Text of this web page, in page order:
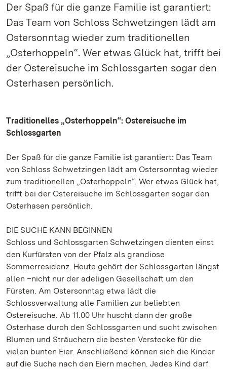
Der Spaß für die ganze Familie ist garantiert:
Das Team von Schloss Schwetzingen lädt am
Ostersonntag wieder zum traditionellen
„Osterhoppeln“. Wer etwas Glück hat, trifft bei
der Ostereisuche im Schlossgarten sogar den
Osterhasen persönlich.
Traditionelles „Osterhoppeln“: Ostereisuche im
Schlossgarten
Der Spaß für die ganze Familie ist garantiert: Das Team
von Schloss Schwetzingen lädt am Ostersonntag wieder
zum traditionellen „Osterhoppeln“. Wer etwas Glück hat,
trifft bei der Ostereisuche im Schlossgarten sogar den
Osterhasen persönlich.
DIE SUCHE KANN BEGINNEN
Schloss und Schlossgarten Schwetzingen dienten einst
den Kurfürsten von der Pfalz als grandiose
Sommerresidenz. Heute gehört der Schlossgarten längst
allen –nicht nur der adeligen Gesellschaft um den
Fürsten. Am Ostersonntag etwa lädt die
Schlossverwaltung alle Familien zur beliebten
Ostereisuche. Ab 11.00 Uhr huscht dann der große
Osterhase durch den Schlossgarten und sucht zwischen
Blumen und Sträuchern die besten Verstecke für die
vielen bunten Eier. Anschließend können sich die Kinder
auf die Suche nach den Eiern machen. Jedes Kind darf